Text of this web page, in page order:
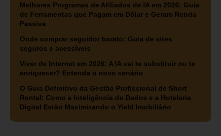
Melhores Programas de Afiliados de IA em 2026: Guia
de Ferramentas que Pagam em Dólar e Geram Renda
Passiva
Onde comprar seguidor barato: Guia de sites
seguros e acessíveis
Viver de Internet em 2026: A IA vai te substituir ou te
enriquecer? Entenda o novo cenário
O Guia Definitivo da Gestão Profissional de Short
Rental: Como a Inteligência de Dados e a Hotelaria
Digital Estão Maximizando o Yield Imobiliário